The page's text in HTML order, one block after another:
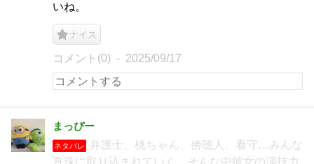
いね。
ナイス
コメント(0) 2025/09/17
まっぴー
ネタバレ
弁護士、桃ちゃん、傍聴人、看守…みんな
真珠に取り込まれていく。そんな中彼女の演技力